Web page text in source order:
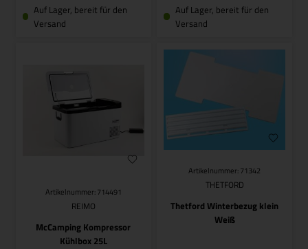
Auf Lager, bereit für den
Versand
Auf Lager, bereit für den
Versand
Artikelnummer: 714491
REIMO
McCamping Kompressor
Kühlbox 25L
Artikelnummer: 71342
THETFORD
Thetford Winterbezug klein
Weiß